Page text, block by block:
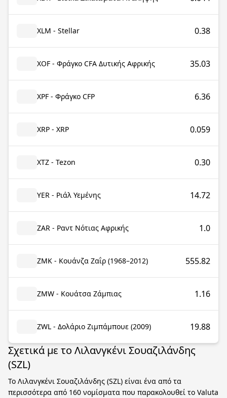
XLM - Stellar 0.38
XOF - Φράγκο CFA Δυτικής Αφρικής 35.03
XPF - Φράγκο CFP 6.36
XRP - XRP 0.059
XTZ - Tezon 0.30
YER - Ριάλ Υεμένης 14.72
ZAR - Ραντ Νότιας Αφρικής 1.0
ZMK - Κουάνζα Ζαΐρ (1968–2012) 555.82
ZMW - Κουάτσα Ζάμπιας 1.16
ZWL - Δολάριο Ζιμπάμπουε (2009) 19.88
Σχετικά με το Λιλανγκένι Σουαζιλάνδης
(SZL)
Το Λιλανγκένι Σουαζιλάνδης (SZL) είναι ένα από τα
περισσότερα από 160 νομίσματα που παρακολουθεί το Valuta